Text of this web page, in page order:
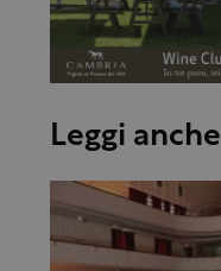
Leggi anche